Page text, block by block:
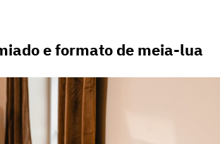
e formato de meia-lua